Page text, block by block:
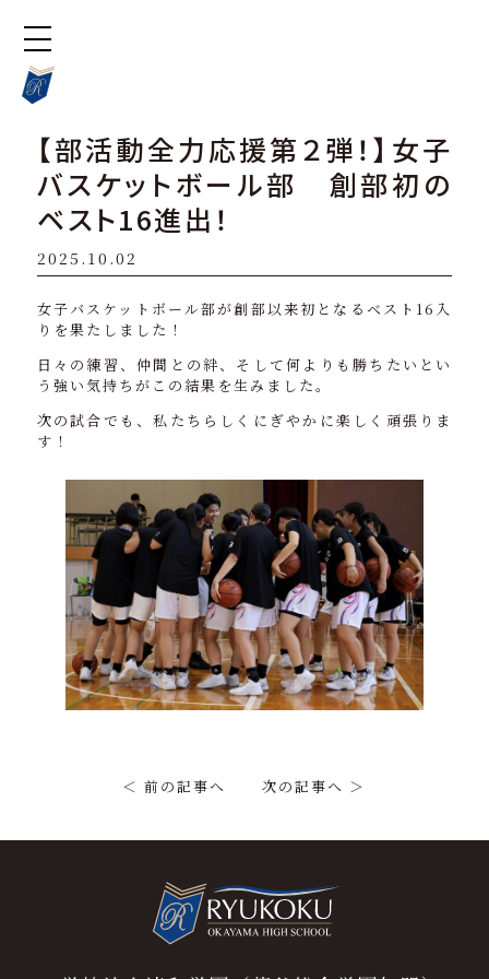
【部活動全力応援第２弾！】女子
バスケットボール部 創部初の
ベスト16進出！
2025.10.02
女子バスケットボール部が創部以来初となるベスト16入
りを果たしました！
日々の練習、仲間との絆、そして何よりも勝ちたいとい
う強い気持ちがこの結果を生みました。
次の試合でも、私たちらしくにぎやかに楽しく頑張りま
す！
＜ 前の記事へ 次の記事へ ＞